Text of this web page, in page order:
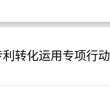
利转化运用专项行动